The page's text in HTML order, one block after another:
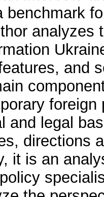
benchmark
analyzes
and
and legal
directions
it is an